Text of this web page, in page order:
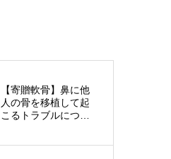
【寄贈軟骨】鼻に他
人の骨を移植して起
こるトラブルについ